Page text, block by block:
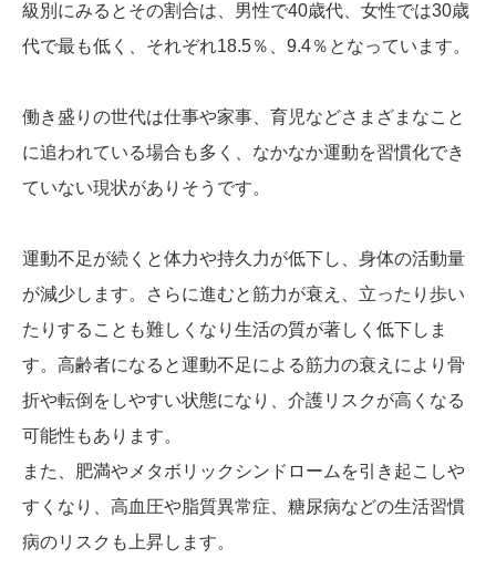
級別にみるとその割合は、男性で40歳代、女性では30歳
代で最も低く、それぞれ18.5％、9.4％となっています。
働き盛りの世代は仕事や家事、育児などさまざまなこと
に追われている場合も多く、なかなか運動を習慣化でき
ていない現状がありそうです。
運動不足が続くと体力や持久力が低下し、身体の活動量
が減少します。さらに進むと筋力が衰え、立ったり歩い
たりすることも難しくなり生活の質が著しく低下しま
す。高齢者になると運動不足による筋力の衰えにより骨
折や転倒をしやすい状態になり、介護リスクが高くなる
可能性もあります。
また、肥満やメタボリックシンドロームを引き起こしや
すくなり、高血圧や脂質異常症、糖尿病などの生活習慣
病のリスクも上昇します。